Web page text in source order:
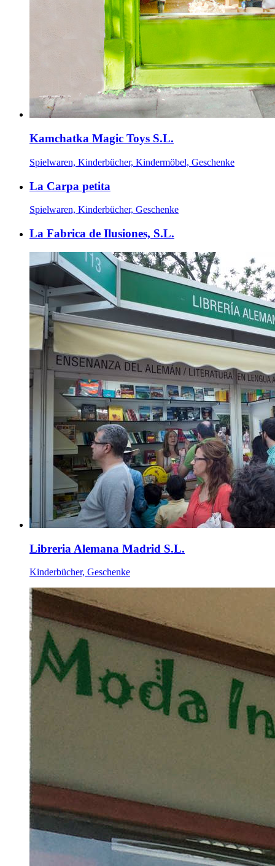
Kamchatka Magic Toys S.L.
Spielwaren, Kinderbücher, Kindermöbel, Geschenke
La Carpa petita
Spielwaren, Kinderbücher, Geschenke
La Fabrica de Ilusiones, S.L.
Libreria Alemana Madrid S.L.
Kinderbücher, Geschenke